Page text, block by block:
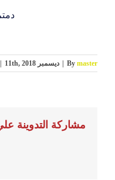
By master
| ديسمبر 11th, 2018 |
مشاركة التدوينة